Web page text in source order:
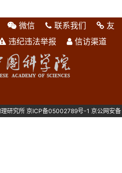
微信 联系我们
友
违纪违法举报 信访渠道
研究所 京ICP备05002789号-1 京公网安备